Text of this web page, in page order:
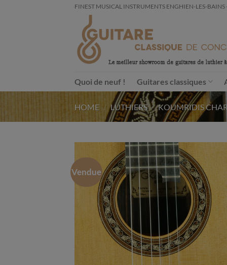
FINEST MUSICAL INSTRUMENTS ENGHIEN-LES-
Quoi de neuf ! Guitares classiques
HOME / LUTHIERS / KOUMRIDIS
Vendue